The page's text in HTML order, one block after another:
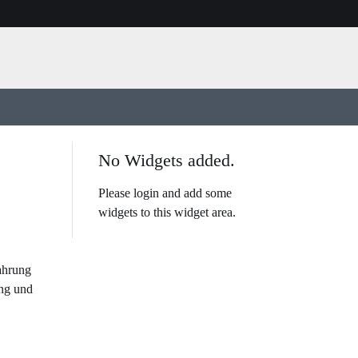
und
No Widgets added.
Please login and add some
widgets to this widget area.